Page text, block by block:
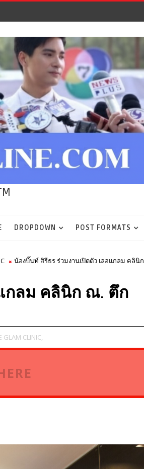
DROPDOWN POST FORMATS
น้องบิ๊นท์ สิรีธร ร่วมงานเปิดตัว เลอแกลม คลินิก
กลม คลินิก ณ. ตึก
GLAM CLINIC,